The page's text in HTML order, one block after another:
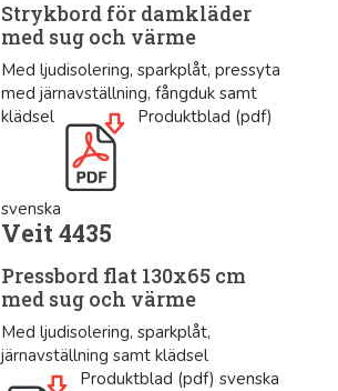
Strykbord för damkläder
med sug och värme
Med ljudisolering, sparkplåt, pressyta
med järnavställning, fångduk samt
klädsel
Produktblad (pdf)
svenska
Veit 4435
Pressbord flat 130x65 cm
med sug och värme
Med ljudisolering, sparkplåt,
järnavställning samt klädsel
Produktblad (pdf) svenska